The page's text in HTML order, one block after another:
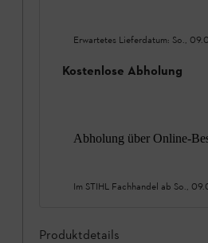
Erwartetes Lieferdatum: So.,
Kostenlose Abholung
Abholung über Online-
Im STIHL Fachhandel ab So.,
Produktdetails